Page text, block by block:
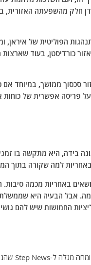
מהשפעתה האזורית,
הפוליטית של איראן,
כורדיסטן, בעוד
ממושך, במיוחד אם
פריסה אפשרית של
בידה, היא מתקשה בו
למה שקורה בתוך
באחריות מכמה
אבל הבעיה היא
החמושות שיש להם